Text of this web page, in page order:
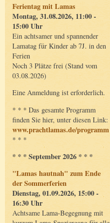
Ferientag mit Lamas
Montag, 31.08.2026, 11:00 -
15:00 Uhr
Ein achtsamer und spannender
Lamatag für Kinder ab 7J. in den
Ferien
Noch 3 Plätze frei (Stand vom
03.08.2026)
Eine Anmeldung ist erforderlich.
* * * Das gesamte Programm
finden Sie hier, unter diesen Link:
www.prachtlamas.de/programm
* * *
* * * September 2026 * * *
"Lamas hautnah" zum Ende
der Sommerferien
Dienstag, 01.09.2026, 15:00 -
16:30 Uhr
Achtsame Lama-Begegnung mit